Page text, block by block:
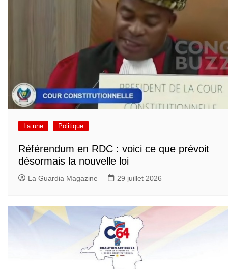
La une Politique
Référendum en RDC : voici ce que prévoit
désormais la nouvelle loi
La Guardia Magazine 29 juillet 2026